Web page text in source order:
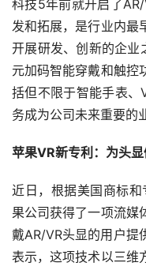
科技5年前就开启了
发和拓展，是行业内最
开展研发、创新的企
元加码智能穿戴和触控
括但不限于智能手表、
务成为公司未来重要的
苹果VR新专利：为头
近日，根据美国商标
果公司获得了一项流媒
戴AR/VR头显的用户提
表示，这项技术以三维